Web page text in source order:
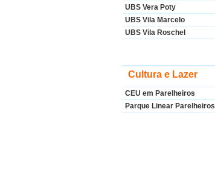
UBS Vera Poty
UBS Vila Marcelo
UBS Vila Roschel
Cultura e Lazer
CEU em Parelheiros
Parque Linear Parelheiros